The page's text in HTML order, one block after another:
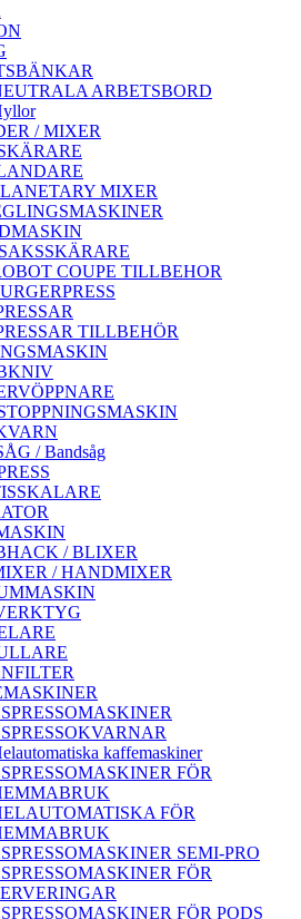
ARBETSBORD
/ MIXER
MIXER
COUPE TILLBEHOR
TILLBEHÖR
/ Bandsåg
/ BLIXER
/ HANDMIXER
kaffemaskiner
FÖR
FÖR
SEMI-PRO
FÖR
FÖR PODS